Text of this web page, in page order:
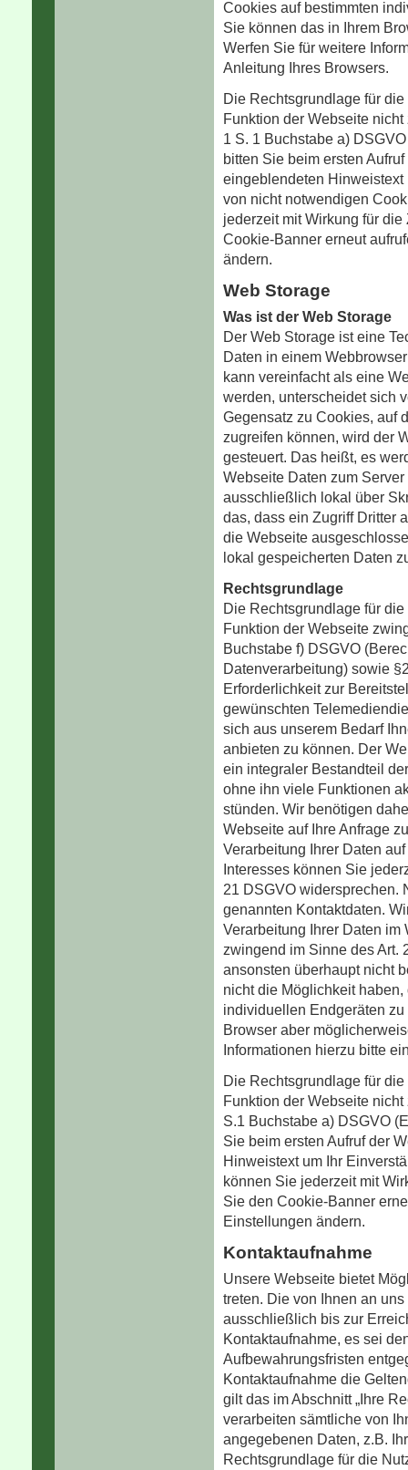
Cookies auf bestimmten
Sie können das in Ihrem
Werfen Sie für weitere
Anleitung Ihres Browsers.
Die Rechtsgrundlage für
Funktion der Webseite
1 S. 1 Buchstabe a)
bitten Sie beim ersten
eingeblendeten
von nicht notwendigen
jederzeit mit Wirkung für
Cookie-Banner erneut
ändern.
Web Storage
Was ist der Web Storage
Der Web Storage ist eine
Daten in einem
kann vereinfacht als eine
werden, unterscheidet sich
Gegensatz zu Cookies, auf
zugreifen können, wird der
gesteuert. Das heißt, es
Webseite Daten zum
ausschließlich lokal über
das, dass ein Zugriff Dritter
die Webseite
lokal gespeicherten Daten
Rechtsgrundlage
Die Rechtsgrundlage für
Funktion der Webseite
Buchstabe f) DSGVO
Datenverarbeitung) sowie
Erforderlichkeit zur
gewünschten
sich aus unserem Bedarf
anbieten zu können. Der
ein integraler Bestandteil
ohne ihn viele Funktionen
stünden. Wir benötigen
Webseite auf Ihre Anfrage
Verarbeitung Ihrer Daten
Interesses können Sie
21 DSGVO widersprechen.
genannten Kontaktdaten.
Verarbeitung Ihrer Daten im
zwingend im Sinne des Art.
ansonsten überhaupt nicht
nicht die Möglichkeit
individuellen Endgeräten
Browser aber
Informationen hierzu bitte
Die Rechtsgrundlage für
Funktion der Webseite
S.1 Buchstabe a) DSGVO
Sie beim ersten Aufruf der
Hinweistext um Ihr
können Sie jederzeit mit
Sie den Cookie-Banner
Einstellungen ändern.
Kontaktaufnahme
Unsere Webseite bietet
treten. Die von Ihnen an
ausschließlich bis zur
Kontaktaufnahme, es sei
Aufbewahrungsfristen
Kontaktaufnahme die
gilt das im Abschnitt „Ihre
verarbeiten sämtliche von
angegebenen Daten, z.B.
Rechtsgrundlage für die